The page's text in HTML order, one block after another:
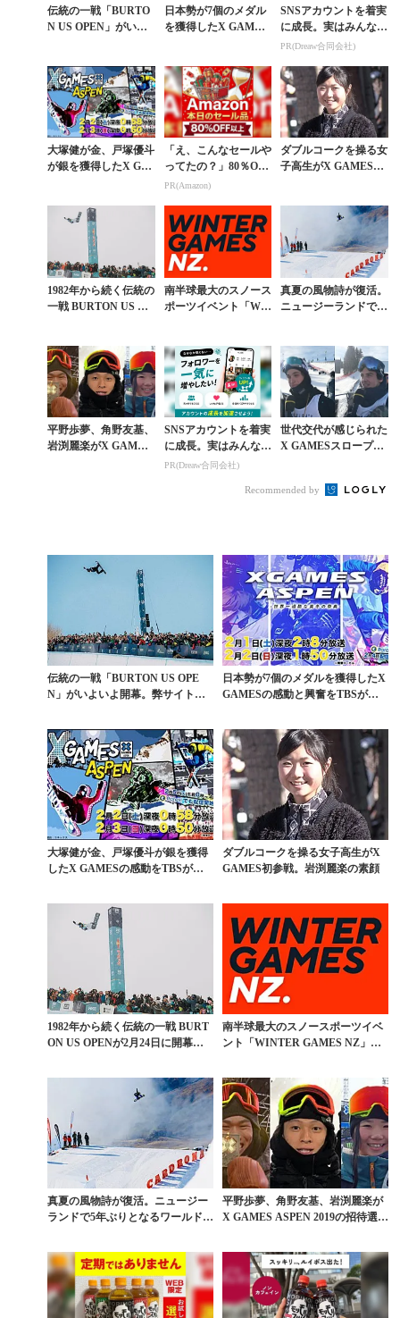
伝統の一戦「BURTO
N US OPEN」がいよ
日本勢が7個のメダル
を獲得したX GAMES
SNSアカウントを着実
に成長。実はみんなコ
コ使ってます。
PR(Dreaw合同会社)
大塚健が金、戸塚優斗
が銀を獲得したX GA
「え、こんなセールや
ってたの？」80％OFF
以上が続々登場！Am
PR(Amazon)
ダブルコークを操る女
子高生がX GAMES初
1982年から続く伝統の
一戦 BURTON US OP
南半球最大のスノース
ポーツイベント「WI
真夏の風物詩が復活。
ニュージーランドで5
平野歩夢、角野友基、
岩渕麗楽がX GAMES
SNSアカウントを着実
に成長。実はみんなコ
コ使ってます。
PR(Dreaw合同会社)
世代交代が感じられた
X GAMESスロープス
Recommended by
伝統の一戦「BURTON US OPE
N」がいよいよ開幕。弊サイトは
日本勢が7個のメダルを獲得したX
GAMESの感動と興奮をTBSが今
大塚健が金、戸塚優斗が銀を獲得
したX GAMESの感動をTBSが今
ダブルコークを操る女子高生がX
GAMES初参戦。岩渕麗楽の素顔
1982年から続く伝統の一戦 BURT
ON US OPENが2月24日に開幕。
南半球最大のスノースポーツイベ
ント「WINTER GAMES NZ」が3
真夏の風物詩が復活。ニュージー
ランドで5年ぶりとなるワールドカ
平野歩夢、角野友基、岩渕麗楽が
X GAMES ASPEN 2019の招待選手